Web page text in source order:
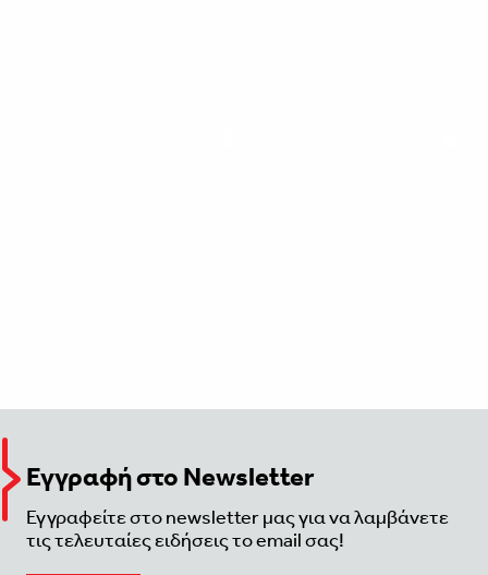
Εγγραφή στο Newsletter
Εγγραφείτε στο newsletter μας για να λαμβάνετε
τις τελευταίες ειδήσεις το email σας!